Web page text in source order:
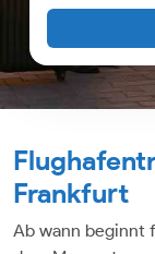
Frankfurt
Ab wann beginnt